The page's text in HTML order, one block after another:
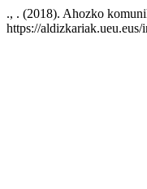
., . (2018). Ahozko
https://